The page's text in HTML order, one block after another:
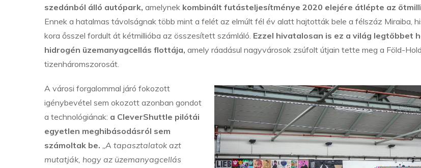
szedánból álló autópark, amelynek kombinált futásteljesítménye 2020 elejére átlépte az
Ennek a hatalmas távolságnak több mint a felét az elmúlt fél év alatt hajtották bele a félszáz Miraiba,
kora ősszel fordult át kétmillióba az összesített számláló. Ezzel hivatalosan is ez a világ legtöbbet
hidrogén üzemanyagcellás flottája, amely ráadásul nagyvárosok zsúfolt útjain tette meg a Föld-
tizenháromszorosát.
A városi forgalommal járó fokozott
igénybevétel sem okozott azonban gondot
a technológiának: a CleverShuttle pilótái
egyetlen meghibásodásról sem
számoltak be. „A tapasztalatok azt
mutatják, hogy az üzemanyagcellás